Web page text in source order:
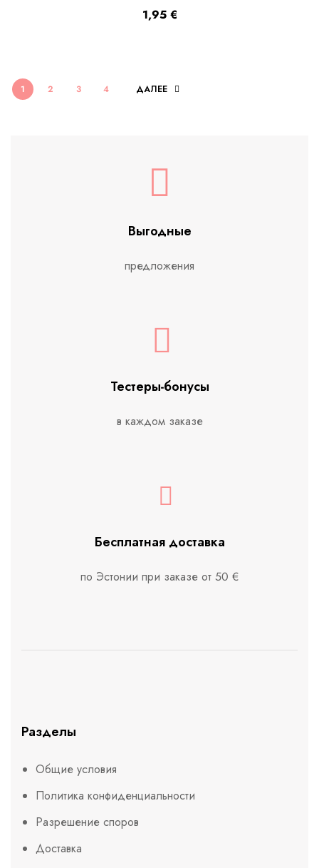
1,95 €
1 2 3 4 ДАЛЕЕ
Выгодные
предложения
Тестеры-бонусы
в каждом заказе
Бесплатная доставка
по Эстонии при заказе от 50 €
Разделы
Общие условия
Политика конфиденциальности
Разрешение споров
Доставка